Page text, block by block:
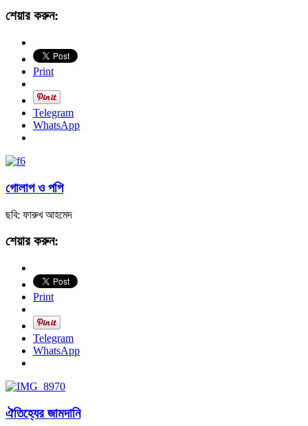
শেয়ার করুন:
Print
Telegram
WhatsApp
গোলাপ ও পপি
ছবি: ফারুখ আহমেদ
শেয়ার করুন:
Print
Telegram
WhatsApp
ঐতিহ্যের জামদানি